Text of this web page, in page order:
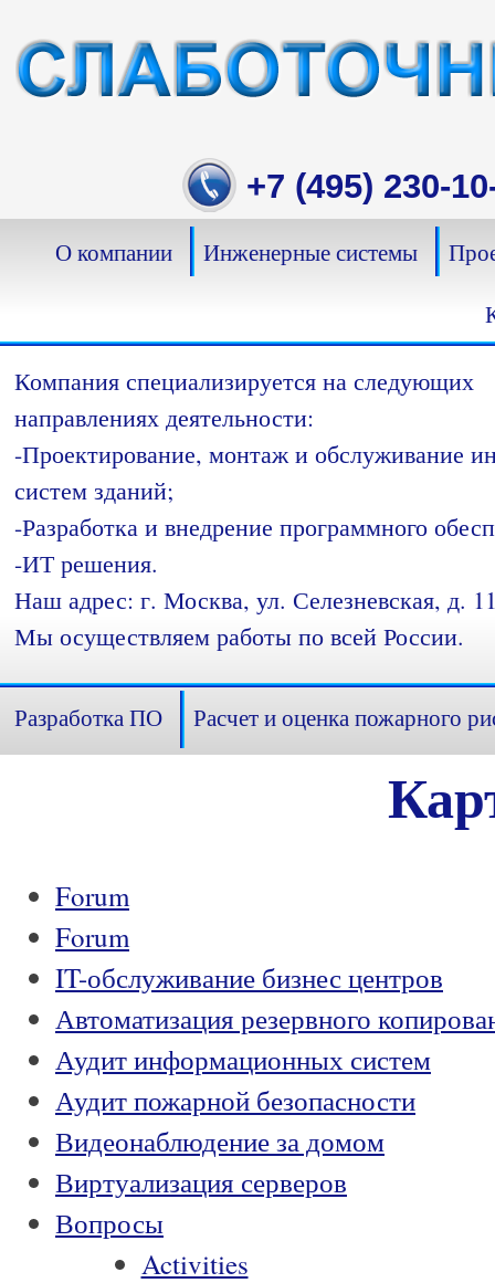
content
+7 (495) 230-
О компании Инженерные системы
Компания специализируется на следующих
направлениях деятельности:
-Проектирование, монтаж и обслуживание
систем зданий;
-Разработка и внедрение программного
-ИТ решения.
Наш адрес: г. Москва, ул. Селезневская, д.
Мы осуществляем работы по всей России.
Разработка ПО Расчет и оценка пожарного
Forum
Forum
IT-обслуживание бизнес центров
Автоматизация резервного
Аудит информационных систем
Аудит пожарной безопасности
Видеонаблюдение за домом
Виртуализация серверов
Вопросы
Activities